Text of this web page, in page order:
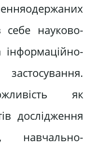
себе науково-
інформаційно-
як
дослідження
навчально-